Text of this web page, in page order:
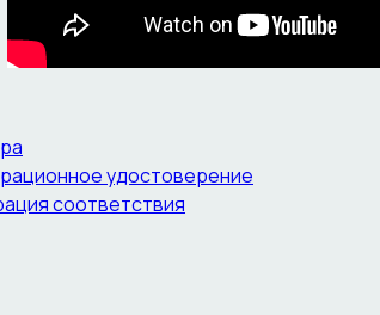
удостоверение
соответствия